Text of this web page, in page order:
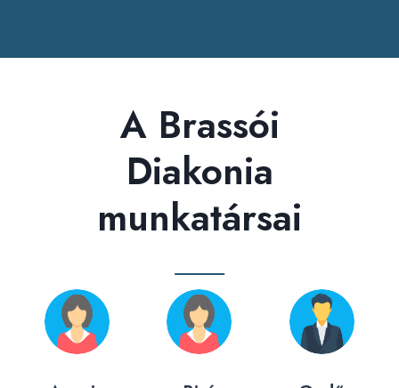
A Brassói
Diakonia
munkatársai